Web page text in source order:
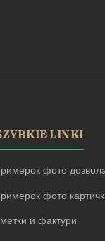
LINKI
фото
фото
и фактури